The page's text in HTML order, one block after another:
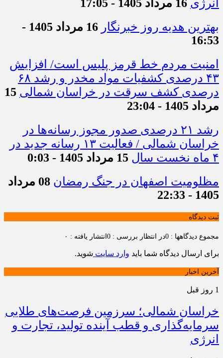
انرژی 16 مرداد 1405 - 17:05
بهترین هدیه روز خبرنگار
16 مرداد 1405 -
16:53
امنیت مردم خط قرمز پلیس است/ افزایش
۴۳ درصدی کشفیات مواد مخدر و رشد ۶۸
درصدی کشف سرقت در خراسان شمالی 15
مرداد 1405 - 23:04
رشد ۲۱ درصدی صدور مجوز رسانه‌ها در
خراسان شمالی / فعالیت ۱۳ رسانه جدید در
۴ ماه نخست سال
15 مرداد 1405 - 0:03
مظلومیت اصفهان در جنگ رمضان
08 مرداد
1405 - 22:33
ثبت دیدگاه
مجموع دیدگاهها : 0 در انتظار بررسی : 0 انتشار یافته : ۰
برای ارسال دیدگاه شما باید وارد سایت شوید.
آخرین اخبار
1 روز قبل
خراسان شمالی؛ سرزمین فرصت‌های طلایی
سرمایه‌گذاری و قطب آینده تولید، تجارت و
انرژی